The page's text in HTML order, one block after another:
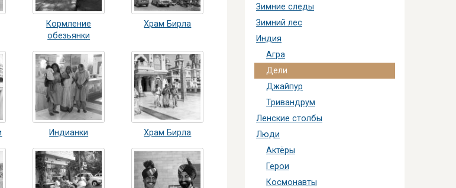
Кормление
обезьянки
Храм Бирла
Индианки Храм Бирла
Зимние следы
Зимний лес
Индия
Агра
Дели
Джайпур
Тривандрум
Ленские столбы
Люди
Актёры
Герои
Космонавты